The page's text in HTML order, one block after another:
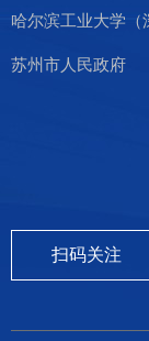
哈尔滨工业大学（
苏州市人民政府
扫码关注